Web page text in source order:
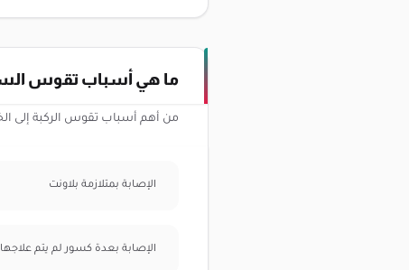
ما هي أسباب تقوس
من أهم أسباب تقوس الركبة إلى
الإصابة بمتلازمة بلاونت
الإصابة بعدة كسور لم يتم